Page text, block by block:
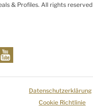
& Profiles. All rights reserved
Datenschutzerklärung
Cookie Richtlinie